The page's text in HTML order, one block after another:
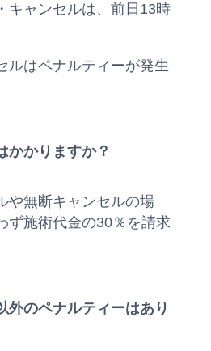
キャンセルは、前日13時
ルはペナルティーが発生
かかりますか？
や無断キャンセルの場
ず施術代金の30％を請求
外のペナルティーはあり